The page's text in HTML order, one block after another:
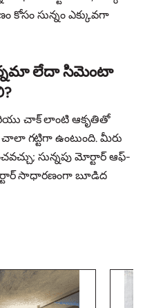
సున్నం ఎక్కువగా
లేదా సిమెంటా
చాక్ లాంటి ఆకృతితో
గట్టిగా ఉంటుంది. మీరు
సున్నపు మోర్టార్ ఆఫ్-
సాధారణంగా బూడిద